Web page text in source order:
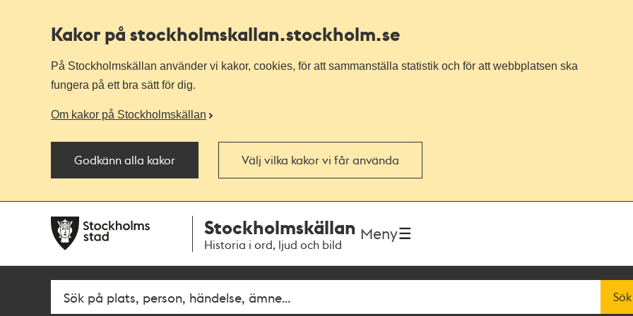
Kakor på stockholmskallan.stockholm.se
På Stockholmskällan använder vi kakor, cookies, för att sammanställa statistik och för att webbplatsen ska
fungera på ett bra sätt för dig.
Om kakor på Stockholmskällan
Godkänn alla kakor Välj vilka kakor vi får använda
navigationen
huvudinnehållet
Stockholmskällan
Historia i ord, ljud och bild
Meny
Fritextsök Sök